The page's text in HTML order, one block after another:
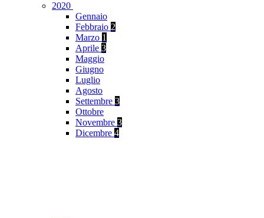
2020
Gennaio
Febbraio 2
Marzo 1
Aprile 3
Maggio
Giugno
Luglio
Agosto
Settembre 3
Ottobre
Novembre 3
Dicembre 4